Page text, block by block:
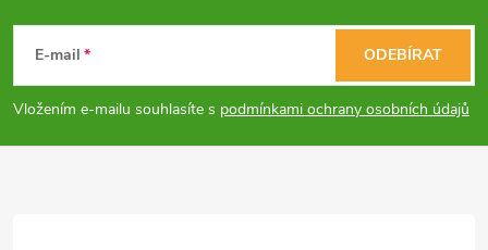
p
a
E-mail
Vložením e-mailu souhlasíte s podmínkami ochrany osobních údajů
ODEBÍRAT